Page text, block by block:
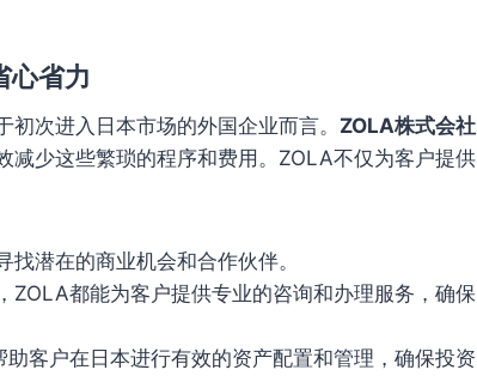
心省力
次进入日本市场的外国企业而言。 ZOLA株式会社
减少这些繁琐的程序和费用。ZOLA不仅为客户提供
找潜在的商业机会和合作伙伴。
ZOLA都能为客户提供专业的咨询和办理服务，确保
助客户在日本进行有效的资产配置和管理，确保投资